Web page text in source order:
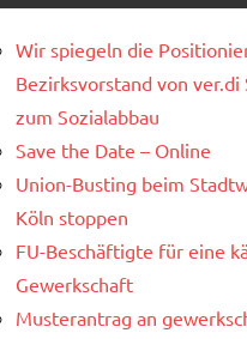
Wir spiegeln die
Bezirksvorstand von ver.di
zum Sozialabbau
Save the Date – Online
Union-Busting beim
Köln stoppen
FU-Beschäftigte für eine
Gewerkschaft
Musterantrag an